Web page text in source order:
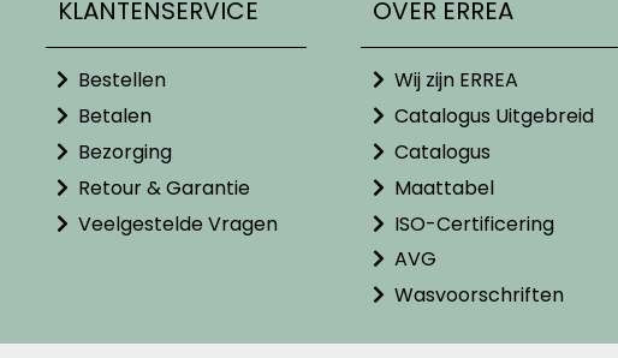
KLANTENSERVICE
Bestellen
Betalen
Bezorging
Retour & Garantie
Veelgestelde Vragen
OVER ERREA
Wij zijn ERREA
Catalogus Uitgebreid
Catalogus
Maattabel
ISO-Certificering
AVG
Wasvoorschriften